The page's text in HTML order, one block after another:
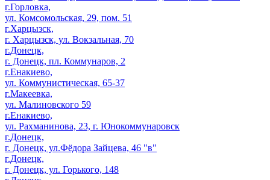
г.Горловка,
ул. Комсомольская, 29, пом. 51
г.Харцызск,
г. Харцызск, ул. Вокзальная, 70
г.Донецк,
г. Донецк, пл. Коммунаров, 2
г.Енакиево,
ул. Коммунистическая, 65-37
г.Макеевка,
ул. Малиновского 59
г.Енакиево,
ул. Рахманинова, 23, г. Юнокоммунаровск
г.Донецк,
г. Донецк, ул.Фёдора Зайцева, 46 "в"
г.Донецк,
г. Донецк, ул. Горького, 148